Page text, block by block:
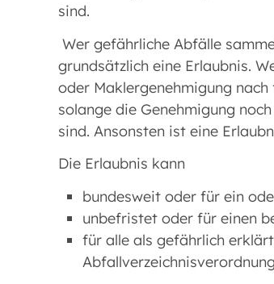
sind.
Wer gefährliche Abfälle
grundsätzlich eine Erlaubnis.
oder Maklergenehmigung
solange die Genehmigung
sind. Ansonsten ist eine
Die Erlaubnis kann
bundesweit oder für ein
unbefristet oder für einen
für alle als gefährlich